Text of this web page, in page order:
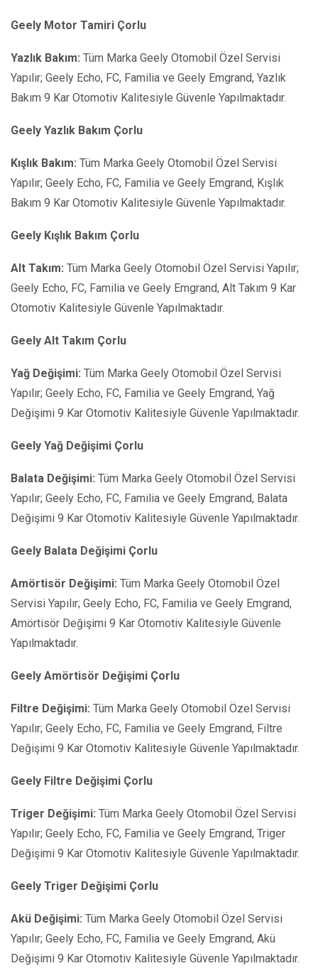
Geely Motor Tamiri Çorlu
Yazlık Bakım: Tüm Marka Geely Otomobil Özel Servisi
Yapılır; Geely Echo, FC, Familia ve Geely Emgrand, Yazlık
Bakım 9 Kar Otomotiv Kalitesiyle Güvenle Yapılmaktadır.
Geely Yazlık Bakım Çorlu
Kışlık Bakım: Tüm Marka Geely Otomobil Özel Servisi
Yapılır; Geely Echo, FC, Familia ve Geely Emgrand, Kışlık
Bakım 9 Kar Otomotiv Kalitesiyle Güvenle Yapılmaktadır.
Geely Kışlık Bakım Çorlu
Alt Takım: Tüm Marka Geely Otomobil Özel Servisi Yapılır;
Geely Echo, FC, Familia ve Geely Emgrand, Alt Takım 9 Kar
Otomotiv Kalitesiyle Güvenle Yapılmaktadır.
Geely Alt Takım Çorlu
Yağ Değişimi: Tüm Marka Geely Otomobil Özel Servisi
Yapılır; Geely Echo, FC, Familia ve Geely Emgrand, Yağ
Değişimi 9 Kar Otomotiv Kalitesiyle Güvenle Yapılmaktadır.
Geely Yağ Değişimi Çorlu
Balata Değişimi: Tüm Marka Geely Otomobil Özel Servisi
Yapılır; Geely Echo, FC, Familia ve Geely Emgrand, Balata
Değişimi 9 Kar Otomotiv Kalitesiyle Güvenle Yapılmaktadır.
Geely Balata Değişimi Çorlu
Amörtisör Değişimi: Tüm Marka Geely Otomobil Özel
Servisi Yapılır; Geely Echo, FC, Familia ve Geely Emgrand,
Amörtisör Değişimi 9 Kar Otomotiv Kalitesiyle Güvenle
Yapılmaktadır.
Geely Amörtisör Değişimi Çorlu
Filtre Değişimi: Tüm Marka Geely Otomobil Özel Servisi
Yapılır; Geely Echo, FC, Familia ve Geely Emgrand, Filtre
Değişimi 9 Kar Otomotiv Kalitesiyle Güvenle Yapılmaktadır.
Geely Filtre Değişimi Çorlu
Triger Değişimi: Tüm Marka Geely Otomobil Özel Servisi
Yapılır; Geely Echo, FC, Familia ve Geely Emgrand, Triger
Değişimi 9 Kar Otomotiv Kalitesiyle Güvenle Yapılmaktadır.
Geely Triger Değişimi Çorlu
Akü Değişimi: Tüm Marka Geely Otomobil Özel Servisi
Yapılır; Geely Echo, FC, Familia ve Geely Emgrand, Akü
Değişimi 9 Kar Otomotiv Kalitesiyle Güvenle Yapılmaktadır.